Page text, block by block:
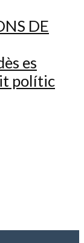
DE
es
polític